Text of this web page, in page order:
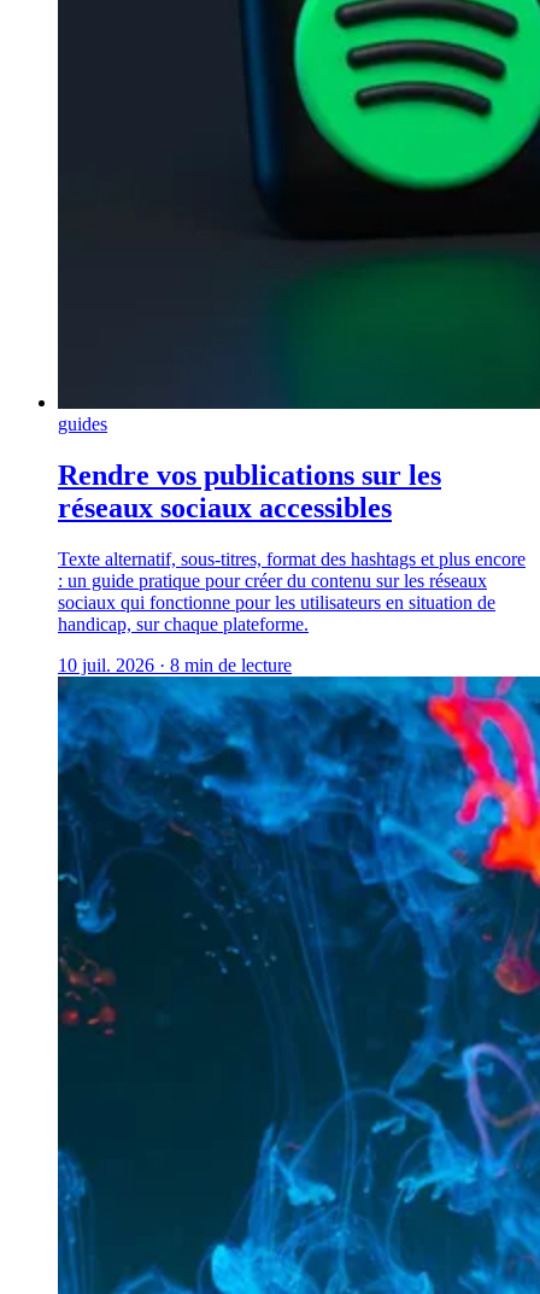
guides
Rendre vos publications sur les
réseaux sociaux accessibles
Texte alternatif, sous-titres, format des hashtags et plus encore
: un guide pratique pour créer du contenu sur les réseaux
sociaux qui fonctionne pour les utilisateurs en situation de
handicap, sur chaque plateforme.
10 juil. 2026 · 8 min de lecture